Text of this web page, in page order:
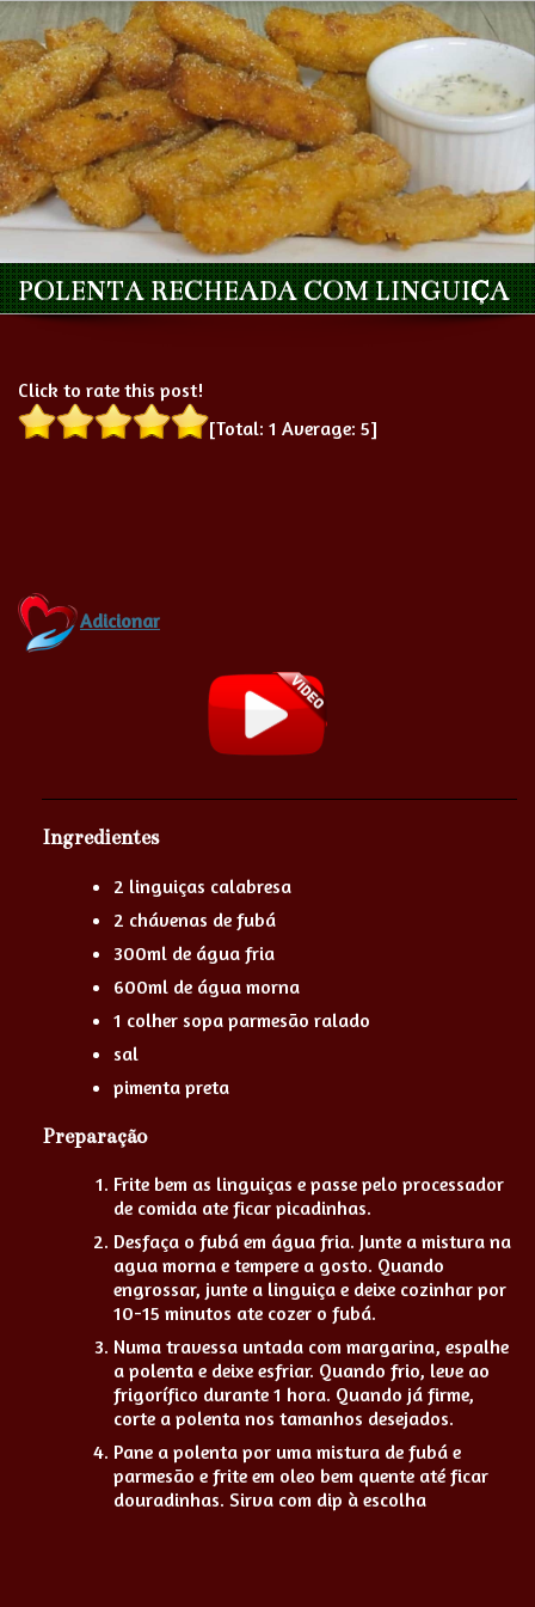
POLENTA RECHEADA COM LINGUIÇA
Click to rate this post!
[Total: 1 Average: 5]
Adicionar
Ingredientes
2 linguiças calabresa
2 chávenas de fubá
300ml de água fria
600ml de água morna
1 colher sopa parmesão ralado
sal
pimenta preta
Preparação
Frite bem as linguiças e passe pelo processador
de comida ate ficar picadinhas.
Desfaça o fubá em água fria. Junte a mistura na
agua morna e tempere a gosto. Quando
engrossar, junte a linguiça e deixe cozinhar por
10-15 minutos ate cozer o fubá.
Numa travessa untada com margarina, espalhe
a polenta e deixe esfriar. Quando frio, leve ao
frigorífico durante 1 hora. Quando já firme,
corte a polenta nos tamanhos desejados.
Pane a polenta por uma mistura de fubá e
parmesão e frite em oleo bem quente até ficar
douradinhas. Sirva com dip à escolha